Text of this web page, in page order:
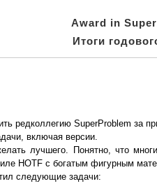
Award in
Итоги
редколлегию SuperProblem за
включая версии.
лучшего. Понятно, что
HOTF с богатым фигурным
следующие задачи: